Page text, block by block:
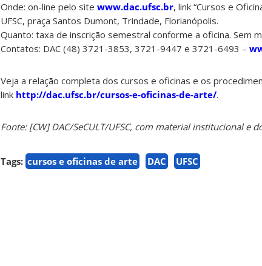
Onde: on-line pelo site www.dac.ufsc.br, link “Cursos e
UFSC, praça Santos Dumont, Trindade, Florianópolis.
Quanto: taxa de inscrição semestral conforme a oficina. Sem
Contatos: DAC (48) 3721-3853, 3721-9447 e 3721-6493 –
Veja a relação completa dos cursos e oficinas e os
link http://dac.ufsc.br/cursos-e-oficinas-de-arte/.
Fonte: [CW] DAC/SeCULT/UFSC, com material institucional e
Tags: cursos e oficinas de arte DAC UFSC